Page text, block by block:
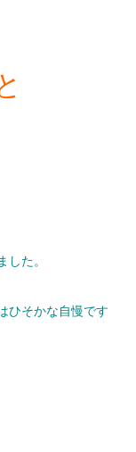
した。
ひそかな自慢です